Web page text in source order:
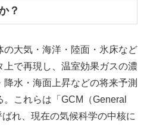
？
大気・海洋・陸面・氷床など
で再現し、温室効果ガスの濃
水・海面上昇などの将来予測
これらは「GCM（General
れ、現在の気候科学の中核に